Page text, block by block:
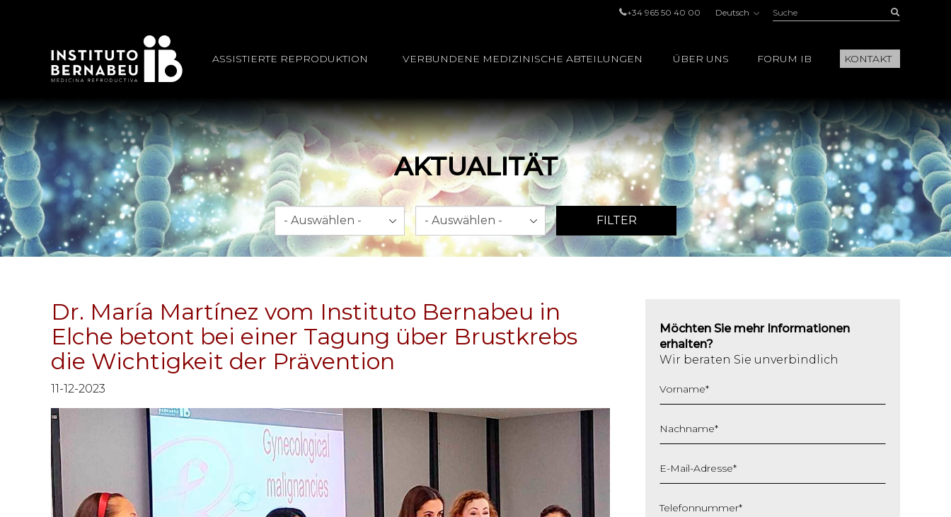
+34 965 50 40 00 Deutsch Suche:
ASSISTIERTE REPRODUKTION VERBUNDENE MEDIZINISCHE ABTEILUNGEN ÜBER UNS FORUM IB KONTAKT
AKTUALITÄT
Monat Jahr
FILTER
Dr. María Martínez vom Instituto Bernabeu in
Elche betont bei einer Tagung über Brustkrebs
die Wichtigkeit der Prävention
11-12-2023
Möchten Sie mehr Informationen
erhalten?
Wir beraten Sie unverbindlich
Vorname*
Nachname*
E-Mail-Adresse*
Telefonnummer*